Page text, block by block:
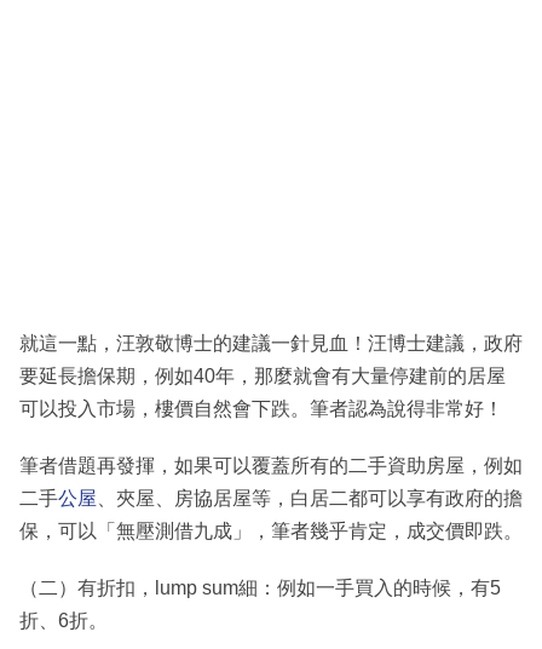
就這一點，汪敦敬博士的建議一針見血！汪博士建議，政府
要延長擔保期，例如40年，那麼就會有大量停建前的居屋
可以投入市場，樓價自然會下跌。筆者認為說得非常好！
筆者借題再發揮，如果可以覆蓋所有的二手資助房屋，例如
二手公屋 、夾屋、房協居屋等，白居二都可以享有政府的擔
保，可以「無壓測借九成」，筆者幾乎肯定，成交價即跌。
（二）有折扣，lump sum細：例如一手買入的時候，有5
折、6折。